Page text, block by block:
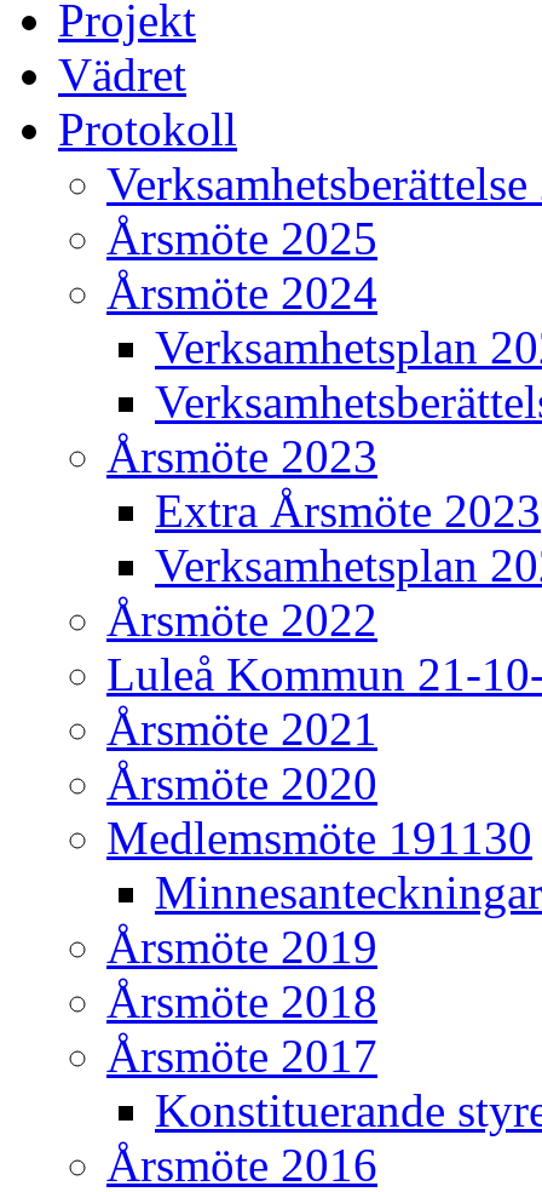
Projekt
Vädret
Protokoll
Årsmöte 2025
Årsmöte 2024
Verksamhetsplan
Årsmöte 2023
Extra Årsmöte 2023
Verksamhetsplan
Årsmöte 2022
Luleå Kommun 21-
Årsmöte 2021
Årsmöte 2020
Medlemsmöte 191130
Minnesanteckningar
Årsmöte 2019
Årsmöte 2018
Årsmöte 2017
Konstituerande
Årsmöte 2016